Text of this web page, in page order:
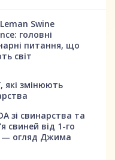
Swine
головні
питання, що
світ
які змінюють
зі свинарства та
свиней від 1-го
— огляд Джима